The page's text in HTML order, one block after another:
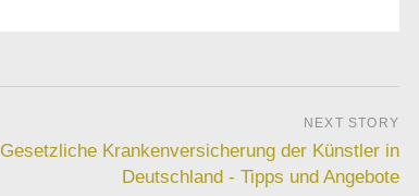
Gesetzliche Krankenversicherung der Künstler in
Deutschland - Tipps und Angebote